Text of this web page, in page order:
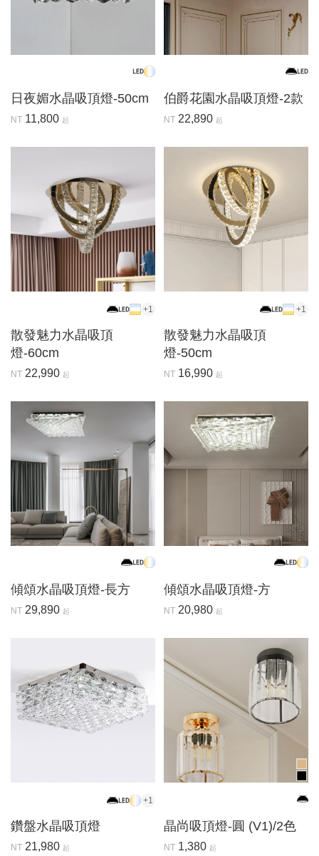
日夜媚水晶吸頂燈-50cm
NT 11,800 起
伯爵花園水晶吸頂燈-2款
NT 22,890 起
+1
散發魅力水晶吸頂
燈-60cm
NT 22,990 起
+1
散發魅力水晶吸頂
燈-50cm
NT 16,990 起
傾頌水晶吸頂燈-長方
NT 29,890 起
傾頌水晶吸頂燈-方
NT 20,980 起
+1
鑽盤水晶吸頂燈
NT 21,980 起
晶尚吸頂燈-圓 (V1)/2色
NT 1,380 起